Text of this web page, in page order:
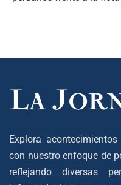
Explora
con nuestro enfoque de
reflejando diversas